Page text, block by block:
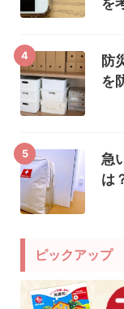
を
4
防
を
5
急
は
ピックアップ